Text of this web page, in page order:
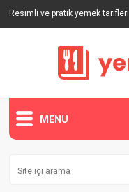
Resimli ve pratik yemek tarifleri
MENU